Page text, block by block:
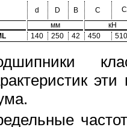
d D B C C
мм кН
140 250 42 450 510